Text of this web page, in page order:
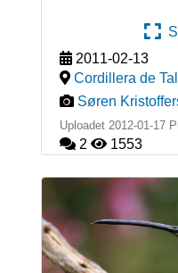
2011-02-13
Cordillera de
Søren
Uploadet 2012-01-17
2 1553